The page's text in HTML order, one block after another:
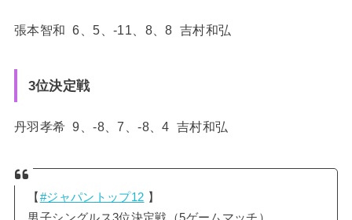
張本智和 6、5、-11、8、8 吉村和弘
3位決定戦
丹羽孝希 9、-8、7、-8、4 吉村和弘
【 #ジャパントップ12 】